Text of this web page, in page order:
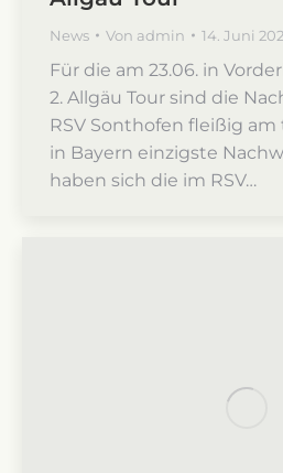
News Von admin 14. Juni
Für die am 23.06. in
2. Allgäu Tour sind die
RSV Sonthofen fleißig am
in Bayern einzigste
haben sich die im RSV…